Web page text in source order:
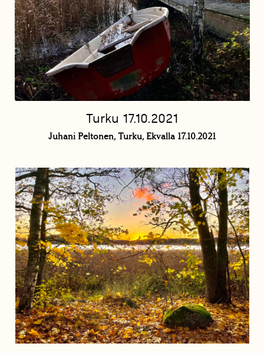
Turku 17.10.2021
Juhani Peltonen, Turku, Ekvalla 17.10.2021